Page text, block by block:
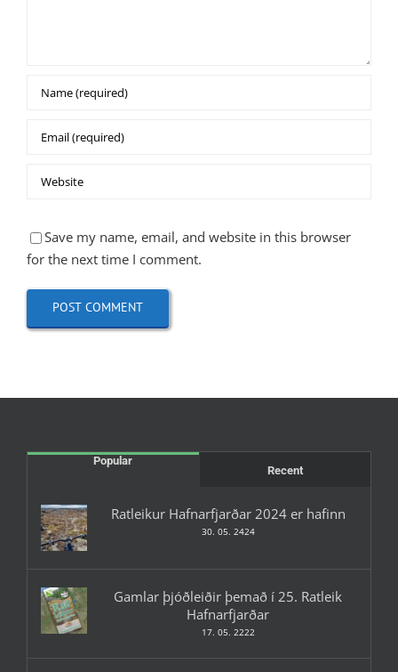
Save my name, email, and website in this browser
for the next time I comment.
Popular
Recent
Ratleikur Hafnarfjarðar 2024 er hafinn
30. 05. 2424
Gamlar þjóðleiðir þemað í 25. Ratleik
Hafnarfjarðar
17. 05. 2222